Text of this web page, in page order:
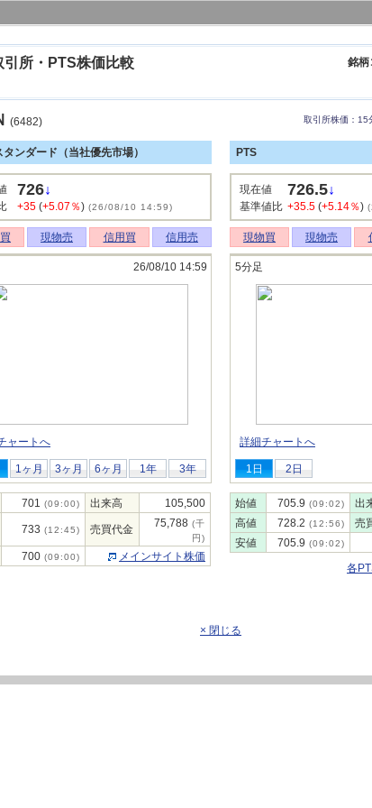
引所・PTS株価比較 銘柄
(6482) 取引所株価：15
タンダード（当社優先市場）
726↓
+35 (+5.07％) (26/08/10 14:59)
現物売 信用買 信用売
26/08/10 14:59
ャートへ
1ヶ月 3ヶ月 6ヶ月 1年 3年
701 (09:00) 出来高 105,500
733 (12:45) 売買代金 75,788 (千
円)
700 (09:00) メインサイト株価
PTS
現在値 726.5↓
基準値比 +35.5 (+5.14％)
現物買 現物売
5分足
詳細チャートへ
1日 2日
始値 705.9 (09:02) 出
高値
728.2 (12:56) 売
安値 705.9 (09:02)
各
× 閉じる